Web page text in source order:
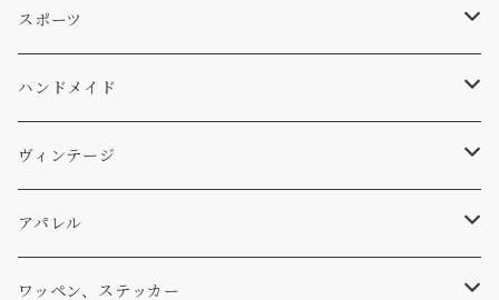
ステッカー
バッグ
パンツ
パーカー・トレーナー
アウター
スキー
DOGS
WEAR
Four My Self
Ten
アメリカ軍払い下げ
...mura
マット、シート
エアフレッシュナー
小物
ヘルメット
ファニチャー
キッチン
スリーピング
小物
コーヒー
スポーツ
サーフ
スキー
ハンドメイド
ステッカー
ワッペン
小物
ヴィンテージ
ワッペン
ステッカー
アパレル
Tシャツ
ワッペン、ステッカー